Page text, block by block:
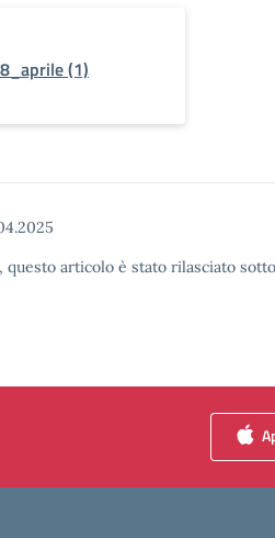
(1)
articolo è stato rilasciato